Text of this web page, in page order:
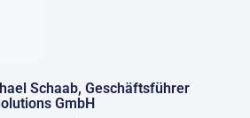
Schaab, Geschäftsführer
GmbH